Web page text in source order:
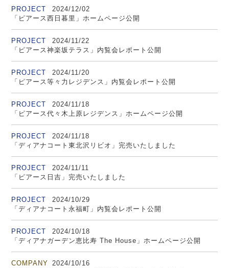
PROJECT
2024/12/02
「ピアース西日暮里」ホームページ公開
PROJECT
2024/11/22
「ピアース神楽坂テラス」内覧会レポート公開
PROJECT
2024/11/20
「ピアース等々力レジデンス」内覧会レポート公開
PROJECT
2024/11/18
「ピアース代々木上原レジデンス」ホームページ公開
PROJECT
2024/11/18
「ディアナコート東北沢リビオ」完売いたしました
PROJECT
2024/11/11
「ピアース日吉」完売いたしました
PROJECT
2024/10/29
「ディアナコート永福町」内覧会レポート公開
PROJECT
2024/10/18
「ディアナガーデン恵比寿 The House」ホームページ公開
COMPANY
2024/10/16